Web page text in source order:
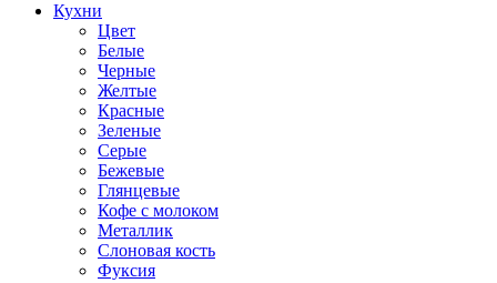
Кухни
Цвет
Белые
Черные
Желтые
Красные
Зеленые
Серые
Бежевые
Глянцевые
Кофе с молоком
Металлик
Слоновая кость
Фуксия